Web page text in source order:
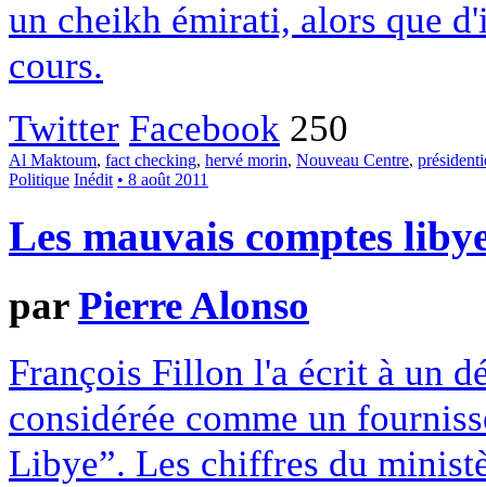
un cheikh émirati, alors que
cours.
Twitter Facebook 250
Al Maktoum, fact checking, hervé morin, Nouveau Centre,
Politique Inédit • 8 août 2011
Les mauvais comptes
parPierre Alonso
François Fillon l'a écrit à un
considérée comme un
Libye”. Les chiffres du